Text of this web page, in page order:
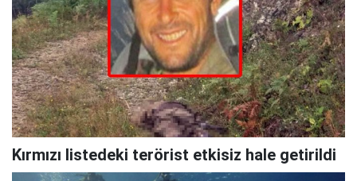
Kırmızı listedeki terörist etkisiz hale getirildi